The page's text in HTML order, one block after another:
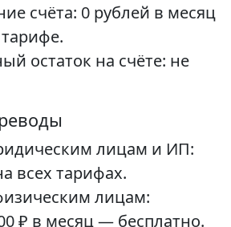
счёта: 0 рублей в месяц
остаток на счёте: не
лицам и ИП:
всех тарифах.
лицам:
₽ в месяц — бесплатно.